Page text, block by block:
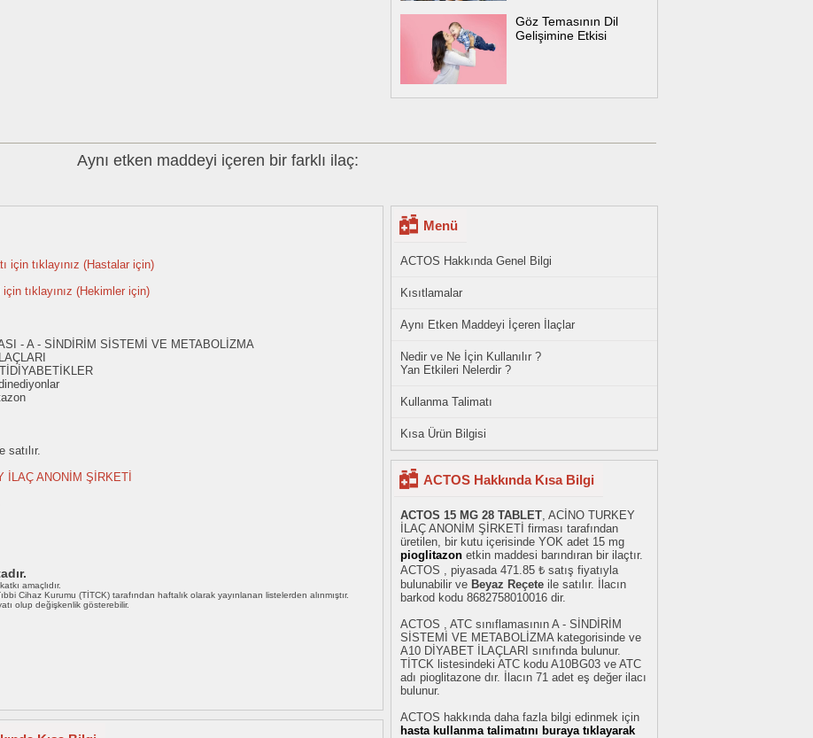
Göz Temasının Dil
Gelişimine Etkisi
Aynı etken maddeyi içeren bir farklı ilaç:
için tıklayınız (Hastalar için)
tıklayınız (Hekimler için)
- A - SİNDİRİM SİSTEMİ VE METABOLİZMA
satılır.
İLAÇ ANONİM ŞİRKETİ
amaçlıdır.
Cihaz Kurumu (TİTCK) tarafından haftalık olarak yayınlanan listelerden alınmıştır.
olup değişkenlik gösterebilir.
Menü
ACTOS Hakkında Genel Bilgi
Kısıtlamalar
Aynı Etken Maddeyi İçeren İlaçlar
Nedir ve Ne İçin Kullanılır ?
Yan Etkileri Nelerdir ?
Kullanma Talimatı
Kısa Ürün Bilgisi
ACTOS Hakkında Kısa Bilgi
ACTOS 15 MG 28 TABLET, ACİNO TURKEY
İLAÇ ANONİM ŞİRKETİ firması tarafından
üretilen, bir kutu içerisinde YOK adet 15 mg
pioglitazon etkin maddesi barındıran bir ilaçtır.
ACTOS , piyasada 471.85 ₺ satış fiyatıyla
bulunabilir ve Beyaz Reçete ile satılır. İlacın
barkod kodu 8682758010016 dir.
ACTOS , ATC sınıflamasının A - SİNDİRİM
SİSTEMİ VE METABOLİZMA kategorisinde ve
A10 DİYABET İLAÇLARI sınıfında bulunur.
TİTCK listesindeki ATC kodu A10BG03 ve ATC
adı pioglitazone dır. İlacın 71 adet eş değer ilacı
bulunur.
ACTOS hakkında daha fazla bilgi edinmek için
hasta kullanma talimatını buraya tıklayarak